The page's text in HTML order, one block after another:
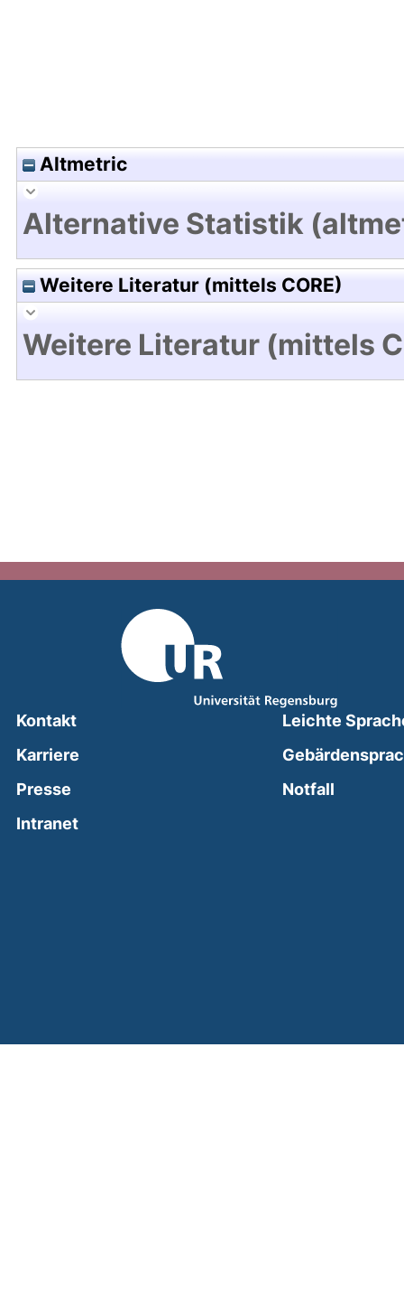
Altmetric
Alternative Statistik
Weitere Literatur (mittels CORE)
Weitere Literatur (mittels
Kontakt
Karriere
Presse
Intranet(external link, opens in a new window)
Leichte
Notfall